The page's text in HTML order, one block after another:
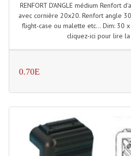
Enceintes Et
Packs Sono
Retours De
Caisson De Basse
Caissons De
RENFORT D'ANGLE médium Renfort
avec cornière 20x20. Renfort angle
flight-case ou malette etc... Dim: 30
cliquez-ici pour lire la
0.70E